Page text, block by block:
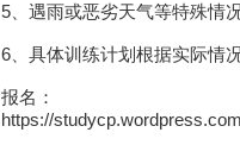
5、遇雨或恶劣天气等特殊情
6、具体训练计划根据实际情况
报名：
https://